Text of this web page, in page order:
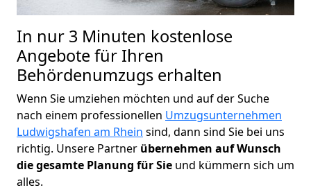
In nur 3 Minuten kostenlose
Angebote für Ihren
Behördenumzugs erhalten
Wenn Sie umziehen möchten und auf der Suche
nach einem professionellen Umzugsunternehmen
Ludwigshafen am Rhein sind, dann sind Sie bei uns
richtig. Unsere Partner übernehmen auf Wunsch
die gesamte Planung für Sie und kümmern sich um
alles.